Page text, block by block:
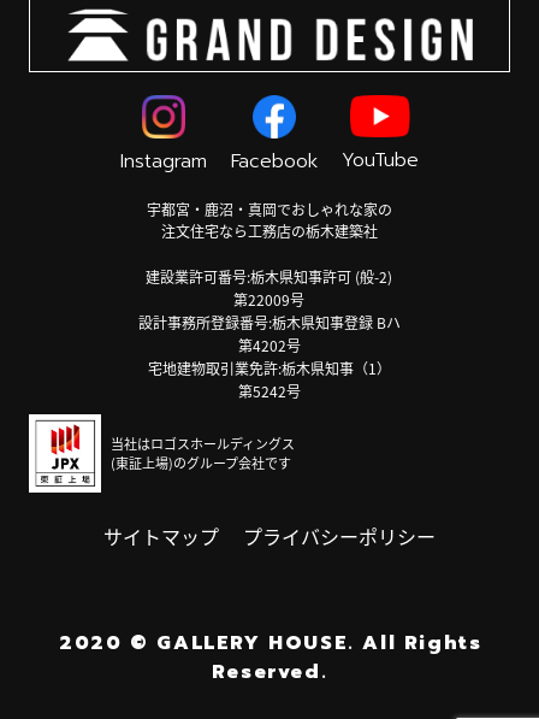
Instagram Facebook YouTube
宇都宮・鹿沼・真岡でおしゃれな家の
注文住宅なら工務店の栃木建築社
建設業許可番号:栃木県知事許可 (般-2)
第22009号
設計事務所登録番号:栃木県知事登録 Bハ
第4202号
宅地建物取引業免許:栃木県知事（1）
第5242号
当社はロゴスホールディングス
(東証上場)のグループ会社です
サイトマップ プライバシーポリシー
2020 © GALLERY HOUSE. All Rights
Reserved.